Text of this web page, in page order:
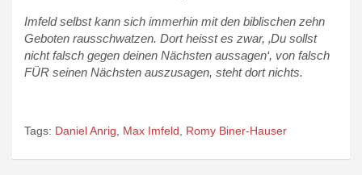
Imfeld selbst kann sich immerhin mit den biblischen zehn
Geboten rausschwatzen. Dort heisst es zwar, ‚Du sollst
nicht falsch gegen deinen Nächsten aussagen‘, von falsch
FÜR seinen Nächsten auszusagen, steht dort nichts.
Tags: Daniel Anrig Max Imfeld Romy Biner-Hauser